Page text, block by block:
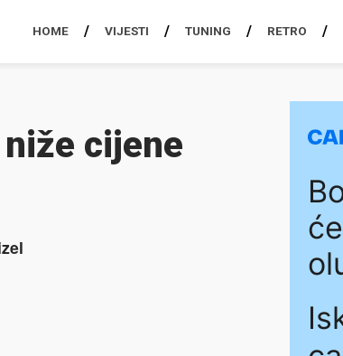
HOME VIJESTI TUNING RETRO
cijene